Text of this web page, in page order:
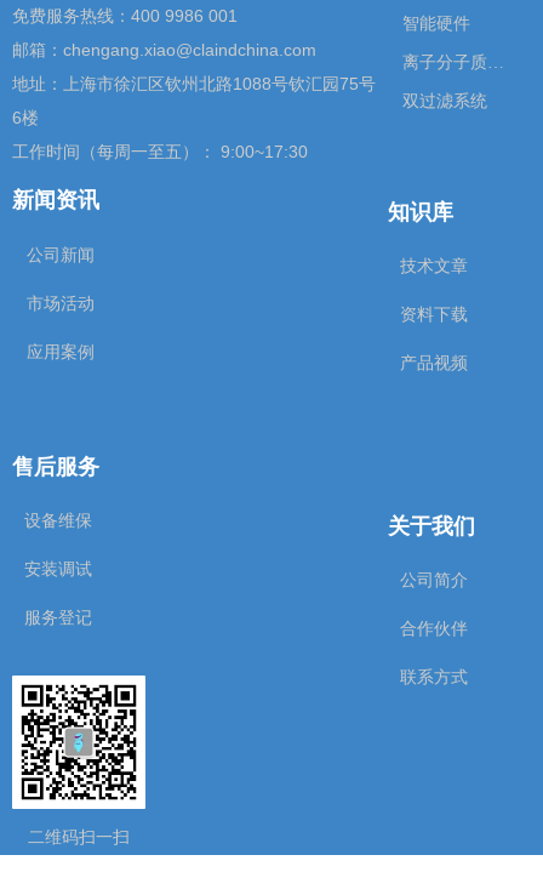
免费服务热线：400 9986 001
邮箱：chengang.xiao@claindchina.com
地址：上海市徐汇区钦州北路1088号钦汇园75号
6楼
工作时间（每周一至五）： 9:00~17:30
二维码扫一扫
公司简介
合作伙伴
联系方式
关于我们
智能硬件
离子分子质谱仪
双过滤系统
新闻资讯
公司新闻
市场活动
应用案例
技术文章
资料下载
产品视频
知识库
售后服务
设备维保
安装调试
服务登记